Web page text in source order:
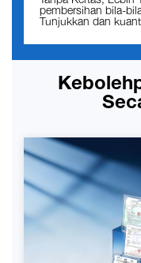
pembersihan bila-
Tunjukkan dan